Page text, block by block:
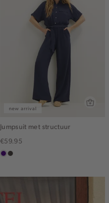
new arrival
Jumpsuit met structuur
€59.95
indigochoco